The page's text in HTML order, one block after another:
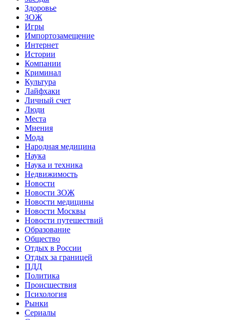
Здоровье
ЗОЖ
Игры
Импортозамещение
Интернет
Истории
Компании
Криминал
Культура
Лайфхаки
Личный счет
Люди
Места
Мнения
Мода
Народная медицина
Наука
Наука и техника
Недвижимость
Новости
Новости ЗОЖ
Новости медицины
Новости Москвы
Новости путешествий
Образование
Общество
Отдых в России
Отдых за границей
ПДД
Политика
Происшествия
Психология
Рынки
Сериалы